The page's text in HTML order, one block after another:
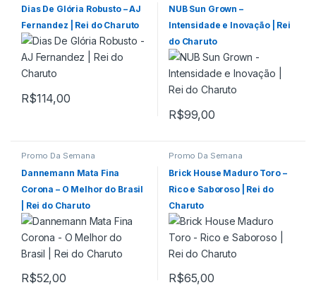
Dias De Glória Robusto – AJ
Fernandez | Rei do Charuto
R$114,00
NUB Sun Grown –
Intensidade e Inovação | Rei
do Charuto
R$99,00
Promo Da Semana
Dannemann Mata Fina
Corona – O Melhor do Brasil
| Rei do Charuto
R$52,00
Promo Da Semana
Brick House Maduro Toro –
Rico e Saboroso | Rei do
Charuto
R$65,00